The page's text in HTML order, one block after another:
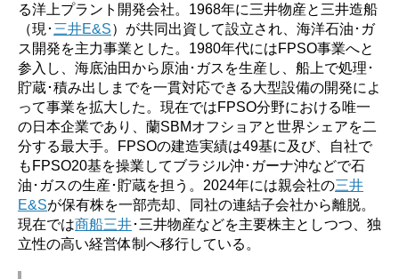
る洋上プラント開発会社。1968年に三井物産と三井造船
（現･ 三井E&S）が共同出資して設立され、海洋石油･ガ
ス開発を主力事業とした。1980年代にはFPSO事業へと
参入し、海底油田から原油･ガスを生産し、船上で処理･
貯蔵･積み出しまでを一貫対応できる大型設備の開発によ
って事業を拡大した。現在ではFPSO分野における唯一
の日本企業であり、蘭SBMオフショアと世界シェアを二
分する最大手。FPSOの建造実績は49基に及び、自社で
もFPSO20基を操業してブラジル沖･ガーナ沖などで石
油･ガスの生産･貯蔵を担う。2024年には親会社の三井
E&Sが保有株を一部売却、同社の連結子会社から離脱。
現在では商船三井･三井物産などを主要株主としつつ、独
立性の高い経営体制へ移行している。